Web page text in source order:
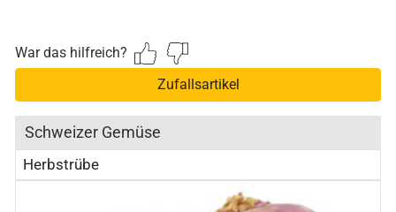
War das hilfreich?
Zufallsartikel
Schweizer Gemüse
Herbstrübe